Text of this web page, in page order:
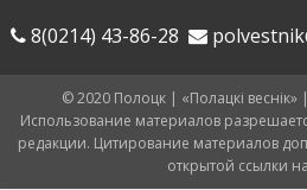
8(0214) 43-86-28
© 2020 Полоцк | «Полацкі
Использование материалов
редакции. Цитирование материалов
открытой ссылки